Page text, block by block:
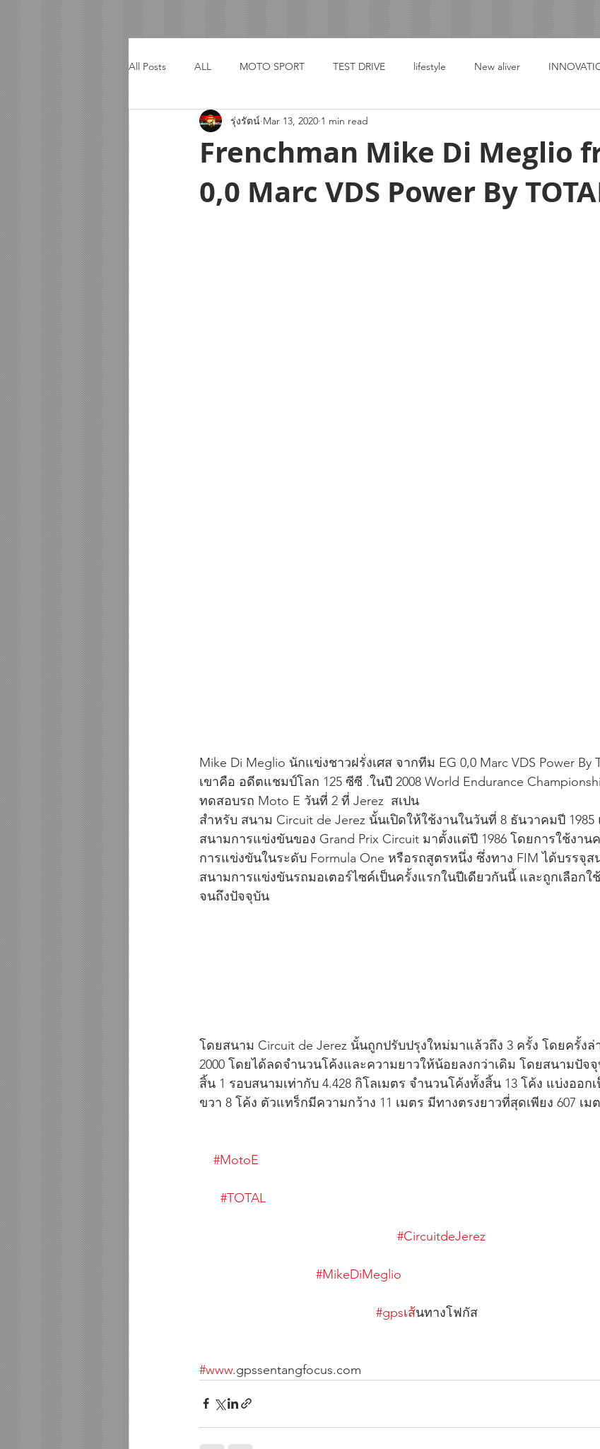
All Posts ALL MOTO SPORT TEST DRIVE lifestyle New aliver
TRIP
Frenchman Mike Di Meglio
0,0 Marc VDS Power By
รุ่งรัตน์ Mar 13, 2020 1 min read
Mike Di Meglio นักแข่งชาวฝรั่งเศส จากทีม EG 0,0 Marc VDS Power By
เขาคือ อดีตแชมป์โลก 125 ซีซี .ในปี 2008 World Endurance
ทดสอบรถ Moto E วันที่ 2 ที่ Jerez  สเปน
สำหรับ สนาม Circuit de Jerez นั้นเปิดให้ใช้งานในวันที่ 8 ธันวาคมปี 1985
สนามการแข่งขันของ Grand Prix Circuit มาตั้งแต่ปี 1986 โดยการใช้งาน
การแข่งขันในระดับ Formula One หรือรถสูตรหนึ่ง ซึ่งทาง FIM ได้บรรจุส
สนามการแข่งขันรถมอเตอร์ไซค์เป็นครั้งแรกในปีเดียวกันนี้ และถูกเลือกใ
จนถึงปัจจุบัน
โดยสนาม Circuit de Jerez นั้นถูกปรับปรุงใหม่มาแล้วถึง 3 ครั้ง โดยครั้ง
2000 โดยได้ลดจำนวนโค้งและความยาวให้น้อยลงกว่าเดิม โดยสนามปัจ
สิ้น 1 รอบสนามเท่ากับ 4.428 กิโลเมตร จำนวนโค้งทั้งสิ้น 13 โค้ง แบ่งออก
ขวา 8 โค้ง ตัวแทร็กมีความกว้าง 11 เมตร มีทางตรงยาวที่สุดเพียง
#MotoE
#TOTAL
#CircuitdeJerez
#MikeDiMeglio
#gpsเสนทาง
#www.gpssentangfocus.com